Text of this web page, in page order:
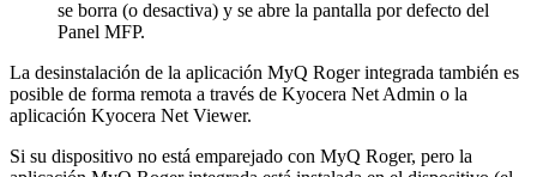
se borra (o desactiva) y se abre la pantalla por defecto del
Panel MFP.
La desinstalación de la aplicación MyQ Roger integrada también es
posible de forma remota a través de Kyocera Net Admin o la
aplicación Kyocera Net Viewer.
Si su dispositivo no está emparejado con MyQ Roger, pero la